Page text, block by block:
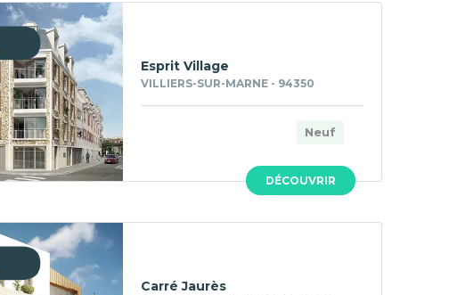
DÉCOUVRIR
Esprit Village
VILLIERS-SUR-MARNE - 94350
Neuf
Carré Jaurès